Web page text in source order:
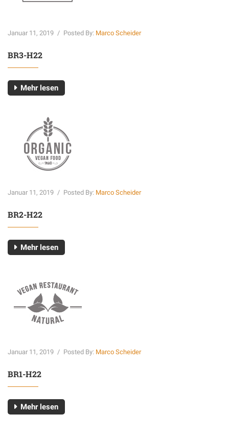
Januar 11, 2019 / Posted By: Marco Scheider
BR3-H22
Mehr lesen
Januar 11, 2019 / Posted By: Marco Scheider
BR2-H22
Mehr lesen
Januar 11, 2019 / Posted By: Marco Scheider
BR1-H22
Mehr lesen